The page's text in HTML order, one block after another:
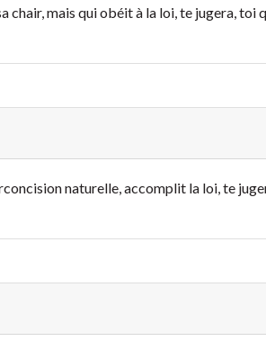
chair, mais qui obéit à la loi, te jugera,
naturelle, accomplit la loi, te